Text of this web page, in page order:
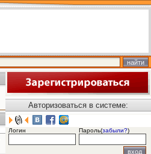
Авторизоваться в системе:
Логин Пароль(забыли?)